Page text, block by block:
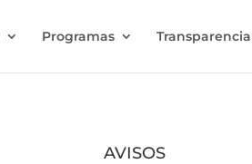
Programas Transparencia
AVISOS